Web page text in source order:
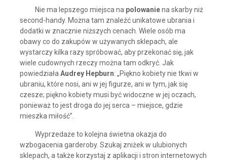
Nie ma lepszego miejsca na polowaniena skarby niż
second-handy. Można tam znaleźć unikatowe ubrania i
dodatki w znacznie niższych cenach. Wiele osób ma
obawy co do zakupów w używanych sklepach, ale
wystarczy kilka razy spróbować, aby przekonać się, jak
wiele cudownych rzeczy można tam odkryć. Jak
powiedziałaAudrey Hepburn: „Piękno kobiety nie tkwi w
ubraniu, które nosi, ani w jej figurze, ani w tym, jak się
czesze; piękno kobiety musi być widoczne w jej oczach,
ponieważ to jest droga do jej serca – miejsce, gdzie
mieszka miłość”.
Wyprzedaże to kolejna świetna okazja do
wzbogacenia garderoby. Szukaj zniżek w ulubionych
sklepach, a także korzystaj z aplikacji i stron internetowych